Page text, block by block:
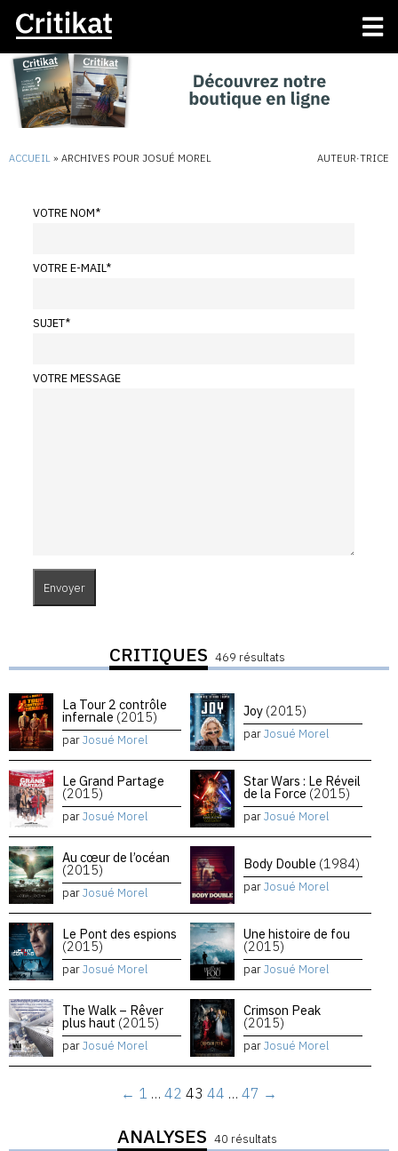
ACCUEIL » ARCHIVES POUR JOSUÉ MOREL AUTEUR·TRICE
VOTRE NOM*
VOTRE E-MAIL*
SUJET*
VOTRE MESSAGE
CRITIQUES 469 résultats
La Tour 2 contrôle
infernale (2015)
parJosué Morel
Joy (2015)
parJosué Morel
Le Grand Partage
(2015)
parJosué Morel
Star Wars : Le Réveil
de la Force (2015)
parJosué Morel
Au cœur de l’océan
(2015)
parJosué Morel
Body Double (1984)
parJosué Morel
Le Pont des espions
(2015)
parJosué Morel
Une histoire de fou
(2015)
parJosué Morel
The Walk – Rêver
plus haut (2015)
parJosué Morel
Crimson Peak
(2015)
parJosué Morel
← 1 … 42 43 44 … 47 →
ANALYSES 40 résultats